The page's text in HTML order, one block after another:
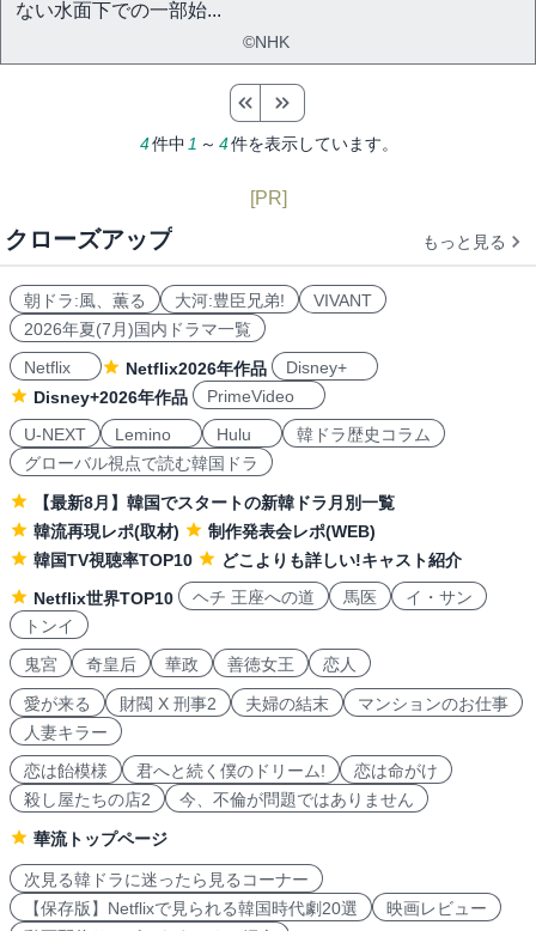
ない水面下での一部始...
©NHK
4件中 1 ～ 4件を表示しています。
[PR]
クローズアップ もっと見る
朝ドラ:風、薫る 大河:豊臣兄弟!
VIVANT
2026年夏(7月)国内ドラマ一覧
Netflix
Netflix2026年作品
Disney+
Disney+2026年作品
PrimeVideo
U-NEXT
Lemino Hulu
韓ドラ歴史コラム
グローバル視点で読む韓国ドラ
【最新8月】韓国でスタートの新韓ドラ月別一覧
韓流再現レポ(取材)
制作発表会レポ(WEB)
韓国TV視聴率TOP10
どこよりも詳しい!キャスト紹介
Netflix世界TOP10
ヘチ 王座への道 馬医
イ・サン
トンイ
鬼宮
奇皇后 華政 善徳女王 恋人
愛が来る 財閥 X 刑事2 夫婦の結末
マンションのお仕事
人妻キラー
恋は飴模様
君へと続く僕のドリーム!
恋は命がけ
殺し屋たちの店2
今、不倫が問題ではありません
華流トップページ
次見る韓ドラに迷ったら見るコーナー
【保存版】Netflixで見られる韓国時代劇20選
映画レビュー